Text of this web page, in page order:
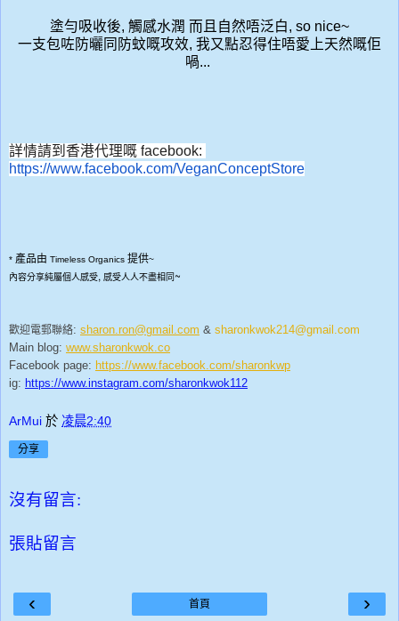
塗勻吸收後, 觸感水潤 而且自然唔泛白, so nice~
一支包咗防曬同防蚊嘅攻效, 我又點忍得住唔愛上天然嘅佢
喎...
詳情請到香港代理嘅 facebook:
https://www.facebook.com/VeganConceptStore
* 產品由 Timeless Organics 提供~
內容分享純屬個人感受, 感受人人不盡相同 ~
歡迎電郵聯絡: sharon.ron@gmail.com & sharonkwok214@gmail.com
Main blog: www.sharonkwok.co
Facebook page: https://www.facebook.com/sharonkwp
ig: https://www.instagram.com/sharonkwok112
ArMui 於 凌晨2:40
分享
沒有留言:
張貼留言
‹ ›
首頁